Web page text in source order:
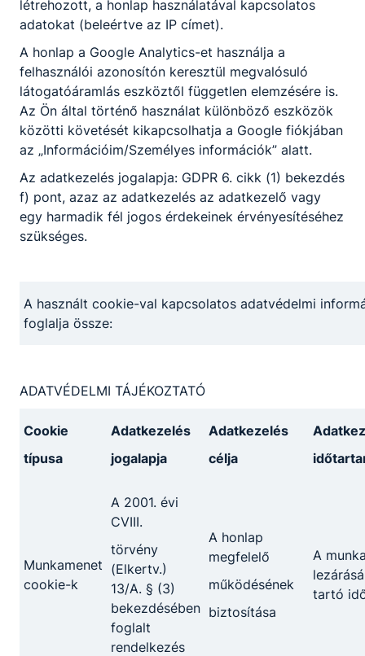
létrehozott, a honlap használatával kapcsolatos
adatokat (beleértve az IP címet).
A honlap a Google Analytics-et használja a
felhasználói azonosítón keresztül megvalósuló
látogatóáramlás eszköztől független elemzésére is.
Az Ön által történő használat különböző eszközök
közötti követését kikapcsolhatja a Google fiókjában
az „Információim/Személyes információk” alatt.
Az adatkezelés jogalapja: GDPR 6. cikk (1) bekezdés
f) pont, azaz az adatkezelés az adatkezelő vagy
egy harmadik fél jogos érdekeinek érvényesítéséhez
szükséges.
A használt cookie-val kapcsolatos adatvédelmi
foglalja össze:
ADATVÉDELMI TÁJÉKOZTATÓ
Cookie
típusa
Adatkezelés
jogalapja
Adatkezelés
célja
Munkamenet
cookie-k
A 2001. évi
CVIII.
törvény
(Elkertv.)
13/A. § (3)
bekezdésében
foglalt
rendelkezés
A honlap
megfelelő
működésének
biztosítása
A
tartó